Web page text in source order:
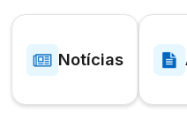
Notícias